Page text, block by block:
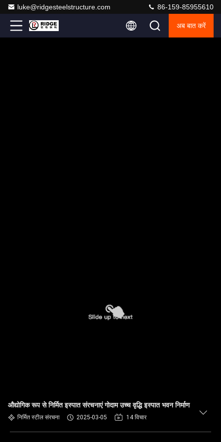
luke@ridgesteelstructure.com 86-159-85955610
अब बात करें
औद्योगिक रूप से निर्मित इस्पात संरचनाएं गोदाम उच्च वृद्धि इस्पात भवन निर्माण
निर्मित स्टील संरचना 2025-03-05 14 विचार